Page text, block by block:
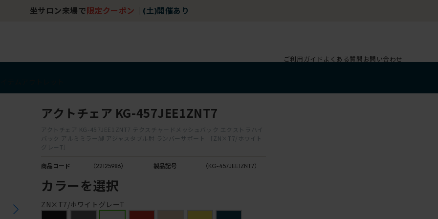
チェア体験ショールーム｜ZA SALON TOKYO
ご利用ガイド よくある質問お問い合わせ
アクトチェア KG-457JEE1ZNT7
アクトチェア KG-457JEE1ZNT7 テクスチャードメッシュバック エクストラハイ
バック アルミミラー脚 アジャスタブル肘 ランバーサポート ［ZN×T7/ホワイト
グレーT］
商品コード （22125986） 製品記号 （KG-457JEE1ZNT7）
カラーを選択
ZN×T7/ホワイトグレーT